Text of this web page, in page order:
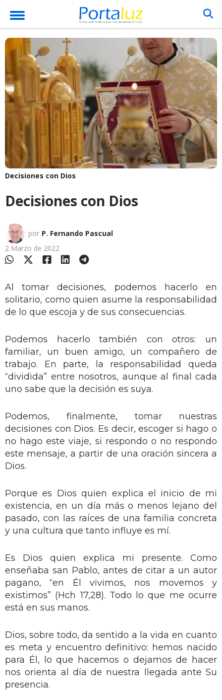
Decisiones con Dios
Decisiones con Dios
por P. Fernando Pascual
2 Marzo de 2022
Al tomar decisiones, podemos hacerlo en
solitario, como quien asume la responsabilidad
de lo que escoja y de sus consecuencias.
Podemos hacerlo también con otros: un
familiar, un buen amigo, un compañero de
trabajo. En parte, la responsabilidad queda
“dividida” entre nosotros, aunque al final cada
uno sabe que la decisión es suya.
Podemos, finalmente, tomar nuestras
decisiones con Dios. Es decir, escoger si hago o
no hago este viaje, si respondo o no respondo
este mensaje, a partir de una oración sincera a
Dios.
Porque es Dios quien explica el inicio de mi
existencia, en un día más o menos lejano del
pasado, con las raíces de una familia concreta
y una cultura que tanto influye es mí.
Es Dios quien explica mi presente. Como
enseñaba san Pablo, antes de citar a un autor
pagano, “en Él vivimos, nos movemos y
existimos” (Hch 17,28). Todo lo que me ocurre
está en sus manos.
Dios, sobre todo, da sentido a la vida en cuanto
es meta y encuentro definitivo: hemos nacido
para Él, lo que hacemos o dejamos de hacer
nos orienta al día de nuestra llegada ante Su
presencia.